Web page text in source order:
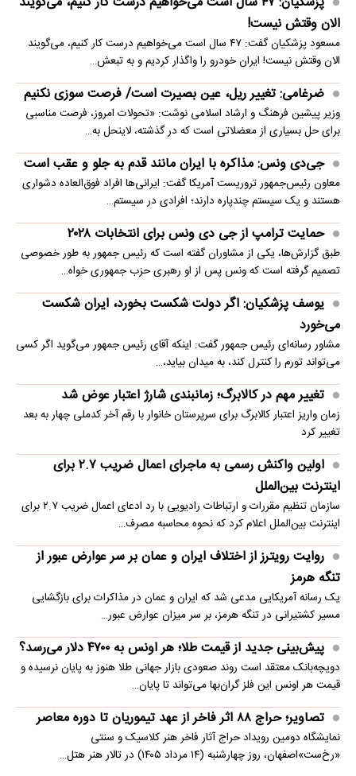
الان وقتش نیست!
مسعود پزشکیان گفت: ۴۷ سال است می‌خواهیم درست کار کنیم، می‌گویند
الان وقتش نیست! ایران خودرو را واگذار کردیم و به تبعش…
ضرغامی: تغییر ریل، عین بصیرت است/ فرصت سوزی نکنیم
وزیر پیشین فرهنگ و ارشاد اسلامی نوشت: «تحولات امروز، فرصت مناسبی
برای حل بسیاری از معضلاتی‌ است که در گذشته، لاینحل به…
جی‌دی ونس: مذاکره با ایران مانند قدم به جلو و عقب است
معاون رئیس‌جمهور تروریست آمریکا گفت: ایرانی‌ها افراد فوق‌العاده دشواری
هستند و یک سیستم چندپاره دارند؛ افرادی در سیستم…
حمایت ترامپ از جی دی ونس برای انتخابات ۲۰۲۸
طبق گزارش‌ها، یکی از مشاوران گفته است که رئیس جمهور به طور خصوصی
تصمیم گرفته است که ونس پس از او رهبری حزب جمهوری خواه…
یوسف پزشکیان: اگر دولت شکست بخورد، ایران شکست
می‌خورد
مشاور رسانه‌ای رئیس جمهور گفت: اینکه آقای رئیس جمهور می‌گوید اگر کسی
می‌تواند تورم را کنترل کند، به میدان بیاید،…
تغییر مهم در کالابرگ؛ زمانبندی‌ شارژ اعتبار عوض شد
زمان واریز اعتبار کالابرگ برای سرپرستان خانوار با رقم آخر کدملی چهار به بعد
تغییر کرد
اولین واکنش رسمی به ماجرای اعمال ضریب ۲.۷ برای
اینترنت بین‌الملل
سازمان تنظیم مقررات و ارتباطات رادیویی با رد ادعای اعمال ضریب ۲.۷ برای
اینترنت بین‌الملل اعلام کرد که نحوه محاسبه مصرف…
روایت رویترز از اختلاف ایران و عمان بر سر عوارض عبور از
تنگه هرمز
یک رسانه آمریکایی مدعی شد که ایران و عمان در مذاکرات برای بازگشایی
مسیر کشتیرانی در تنگه هرمز، بر سر میزان عوارض عبور…
پیش‌بینی جدید از قیمت طلا؛ هر اونس به ۴۷۰۰ دلار می‌رسد؟
دویچه‌بانک معتقد است روند صعودی بازار جهانی طلا هنوز به پایان نرسیده و
قیمت هر اونس این فلز گران‌بها می‌تواند تا پایان…
تصاویر؛ حراج ۸۸ اثر فاخر از عهد تیموریان تا دوره معاصر
نمایشگاه دومین رویداد حراج آثار فاخر هنر کلاسیک و سنتی
«رخ‌ست»اصفهان، روز چهارشنبه (۱۴ مرداد ۱۴۰۵) در تالار هنر هتل…